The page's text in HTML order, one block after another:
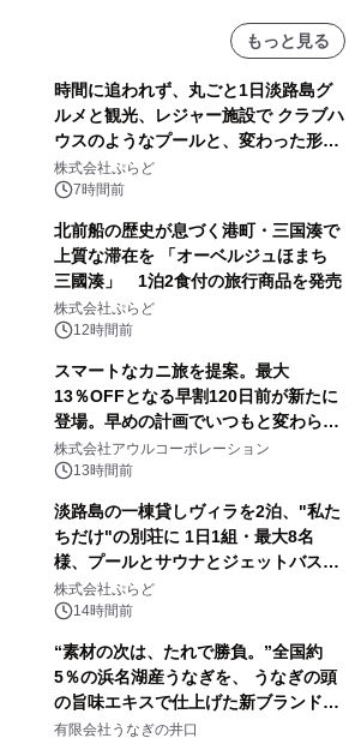
もっと見る
時間に追われず、丸ごと1日淡路島グ
ルメと観光、レジャー施設で クラブハ
ウスのようなプールと、変わった形の
サウナも 「THE BOXY AWAJI」のお
得な素泊まり連泊プランで
株式会社ぷらど
7時間前
北前船の歴史が息づく港町・三国湊で
上質な滞在を 「オーベルジュほまち
三國湊」 1泊2食付の旅行商品を発売
株式会社ぷらど
12時間前
スマートなカニ旅を提案。最大
13％OFFとなる早割120日前が新たに
登場。早めの計画でいつもと変わらぬ
大人の冬旅を。ー夕日ヶ浦温泉「佳松
苑 別邸ふうか」ー
株式会社アウルコーポレーション
13時間前
淡路島の一棟貸しヴィラを2泊、"私た
ちだけ"の別荘に 1日1組・最大8名
様、プールとサウナとジェットバス付
きで Villa Mon Temps AWAJIの連泊
素泊りプラン
株式会社ぷらど
14時間前
“素材の次は、たれで勝負。”全国約
5％の浜名湖産うなぎを、 うなぎの頭
の旨味エキスで仕上げた新ブランド
「井口の誉」誕生
有限会社うなぎの井口